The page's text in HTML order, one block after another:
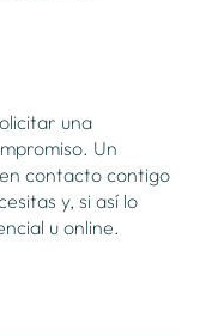
una
Un
contacto contigo
y, si así lo
u online.